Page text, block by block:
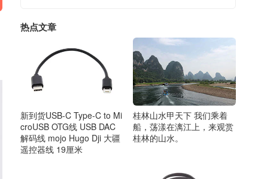
热点文章
新到货USB-C Type-C to Mi
croUSB OTG线 USB DAC
解码线 mojo Hugo Dji 大疆
遥控器线 19厘米
桂林山水甲天下 我们乘着
船，荡漾在漓江上，来观赏
桂林的山水。